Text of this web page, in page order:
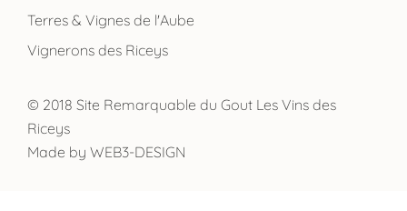
Terres & Vignes de l'Aube
Vignerons des Riceys
© 2018 Site Remarquable du Gout Les Vins des
Riceys
Made by WEB3-DESIGN